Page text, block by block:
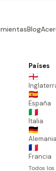
Blog
Países
🏴󠁧󠁢󠁥󠁮󠁧󠁿
🇪🇸
España
🇮🇹
Italia
🇩🇪
Alemania
🇫🇷
Francia
Todos